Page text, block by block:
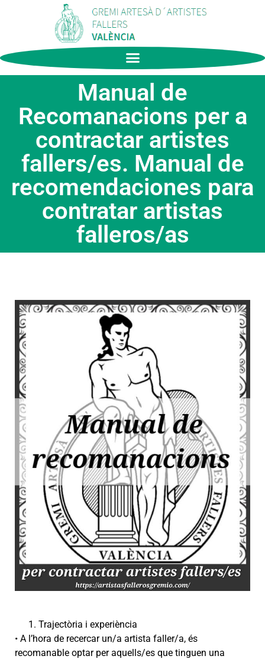
Manual de
Recomanacions per a
contractar artistes
fallers/es. Manual de
recomendaciones para
contratar artistas
falleros/as
Trajectòria i experiència
• A l’hora de recercar un/a artista faller/a, és
recomanable optar per aquells/es que tinguen una